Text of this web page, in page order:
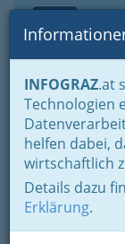
INFOGRAZ.at
Technologien
helfen dabei,
wirtschaftlich
Details dazu
Erklärung.
Home Branchen
Handel in Graz
Bionahrung
Die
St.-Peter-
+43 316